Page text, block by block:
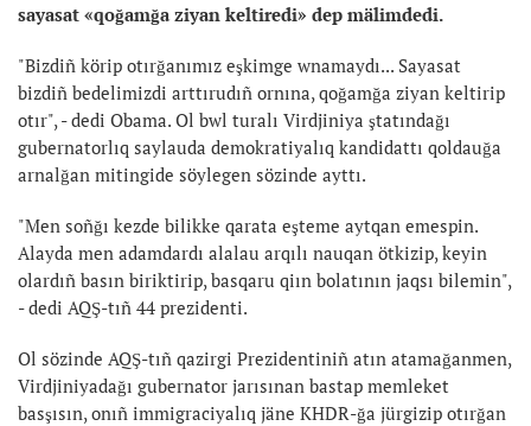
sayasat «qoğamğa ziyan keltiredi» dep mälimdedi.
"Bizdiñ körip otırğanımız eşkimge wnamaydı... Sayasat
bizdiñ bedelimizdi arttırudıñ ornına, qoğamğa ziyan keltirip
otır", - dedi Obama. Ol bwl turalı Virdjiniya ştatındağı
gubernatorlıq saylauda demokratiyalıq kandidattı qoldauğa
arnalğan mitingide söylegen sözinde ayttı.
"Men soñğı kezde bilikke qarata eşteme aytqan emespin.
Alayda men adamdardı alalau arqılı nauqan ötkizip, keyin
olardıñ basın biriktirip, basqaru qiın bolatının jaqsı bilemin",
- dedi AQŞ-tıñ 44 prezidenti.
Ol sözinde AQŞ-tıñ qazirgi Prezidentiniñ atın atamağanmen,
Virdjiniyadağı gubernator jarısınan bastap memleket
basşısın, onıñ immigraciyalıq jäne KHDR-ğa jürgizip otırğan